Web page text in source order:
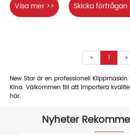
Visa mer >> Skicka förfrågan
« 1 »
New Star är en professionell
Kina. Välkommen till att importera
här.
Nyheter